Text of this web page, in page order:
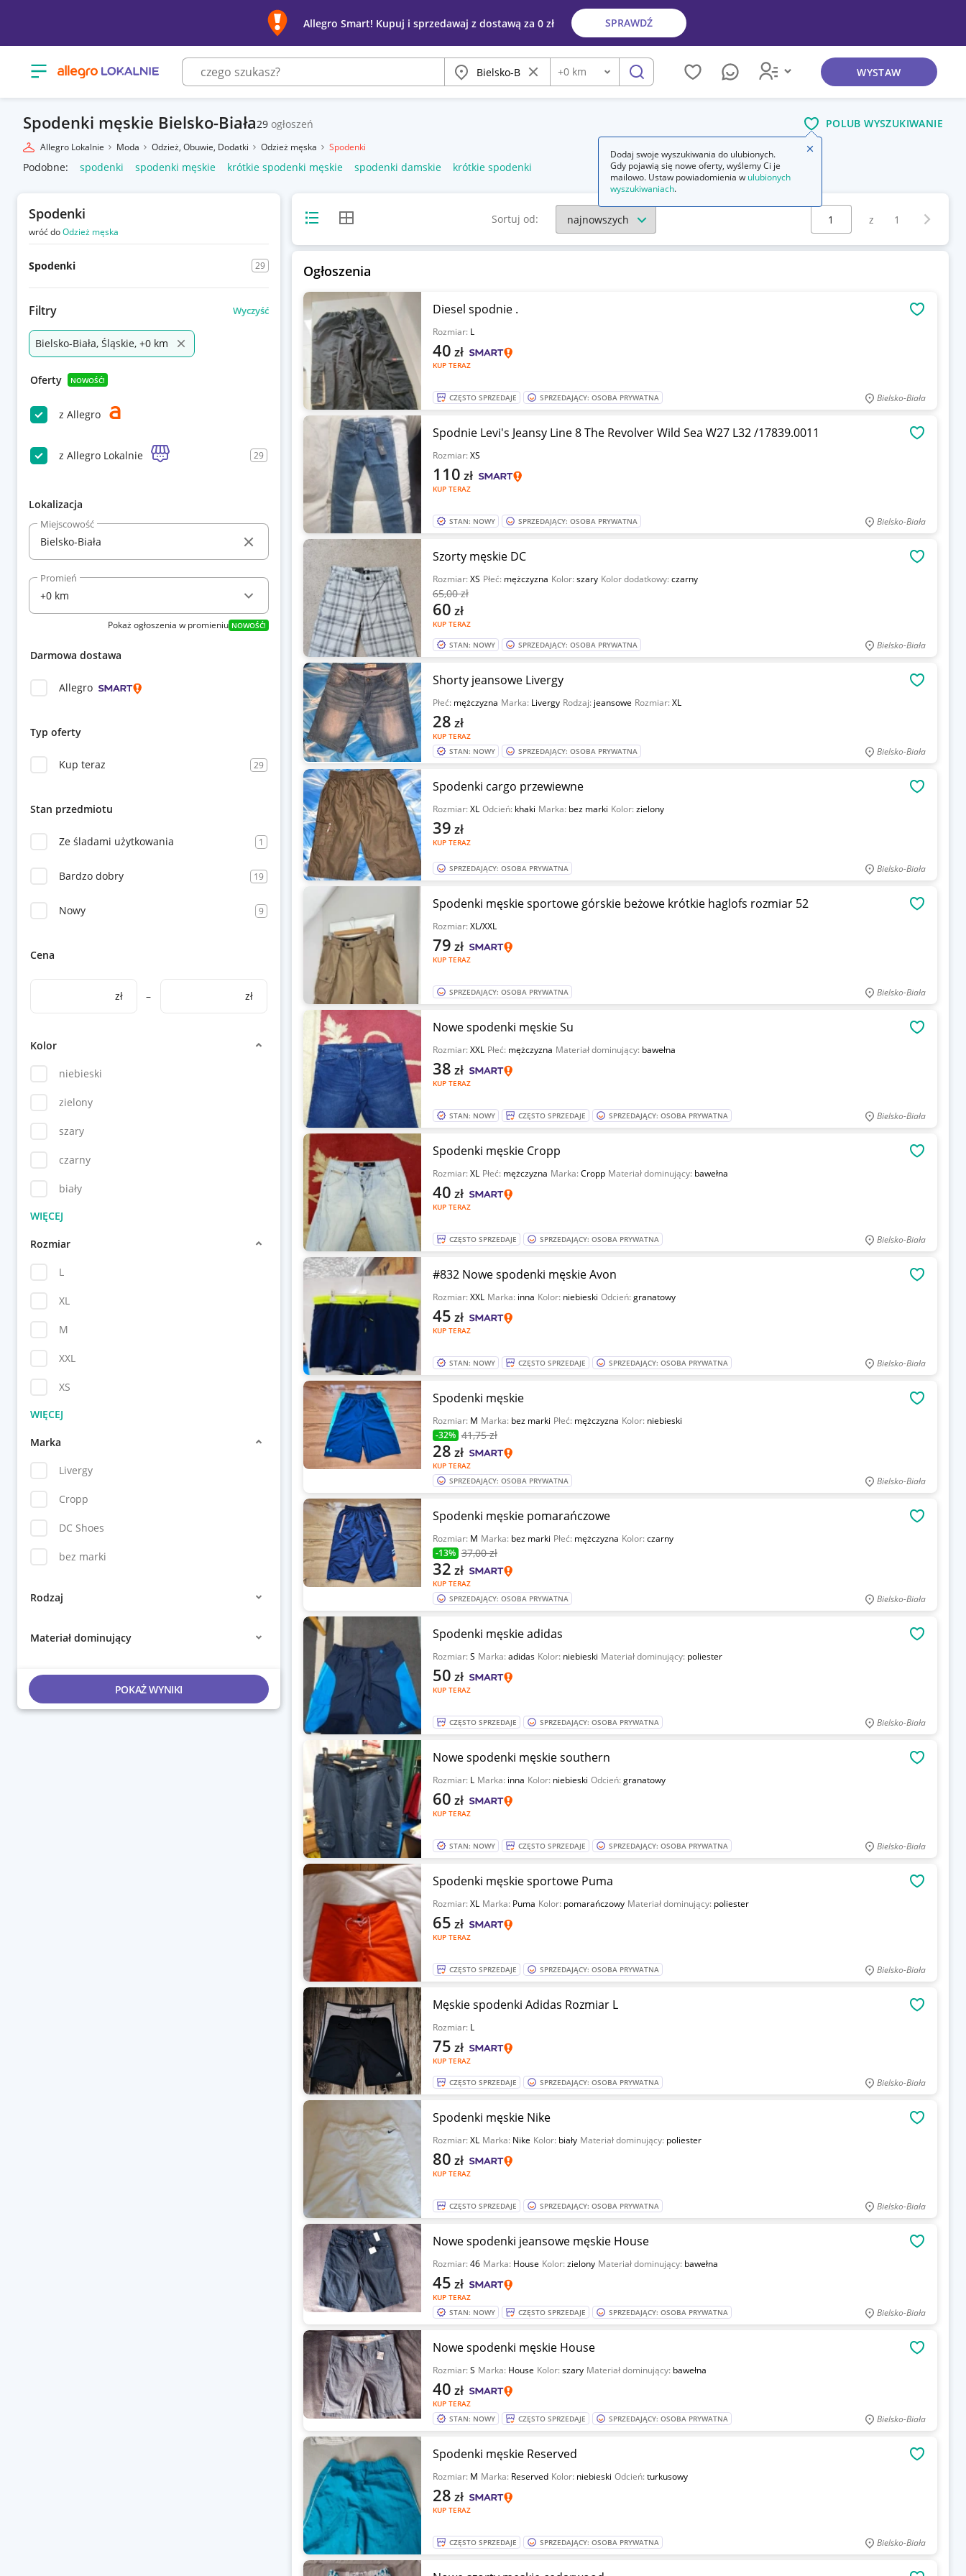
Allegro Smart! Kupuj i sprzedawaj z dostawą za 0 zł SPRAWDŹ
Otwórz menu z kategoriami Miasto Wyczyść frazę
Odległość
+0 km szukaj WYSTAW
Spodenki męskie Bielsko-Biała29 ogłoszeń POLUB WYSZUKIWANIE
Allegro Lokalnie Moda Odzież, Obuwie, Dodatki Odzież męska Spodenki
Podobne: spodenki spodenki męskie krótkie spodenki męskie spodenki damskie krótkie spodenki
Spodenki
wróć doOdzież męska
Spodenki 29
Filtry Wyczyść
Bielsko-Biała, Śląskie, +0 km
Oferty NOWOŚĆ!
z Allegro
z Allegro Lokalnie 29
Lokalizacja
Miejscowość
Promień
Pokaż ogłoszenia w promieniu NOWOŚĆ!
Darmowa dostawa
Allegro
Typ oferty
Kup teraz 29
Stan przedmiotu
Ze śladami użytkowania 1
Bardzo dobry 19
Nowy 9
Cena
zł – zł
Kolor
niebieski
zielony
szary
czarny
biały
Rozmiar
L
XL
M
XXL
XS
Marka
Livergy
Cropp
DC Shoes
bez marki
Rodzaj
Materiał dominujący
POKAŻ WYNIKI
Widok listyWidok siatki Sortuj od:
Wybierz stronę:
z 1
Ogłoszenia
Diesel spodnie .
Rozmiar: L
KUP TERAZ
40 zł
CZĘSTO SPRZEDAJE SPRZEDAJĄCY: OSOBA PRYWATNA Bielsko-Biała
Spodnie Levi's Jeansy Line 8 The Revolver Wild Sea W27 L32 /17839.0011
Rozmiar:XS
KUP TERAZ
110 zł
STAN: NOWY SPRZEDAJĄCY: OSOBA PRYWATNA Bielsko-Biała
Szorty męskie DC
Rozmiar:XS Płeć: mężczyzna Kolor:szary Kolor dodatkowy:czarny
65,00 zł
KUP TERAZ
60 zł
STAN: NOWY SPRZEDAJĄCY: OSOBA PRYWATNA Bielsko-Biała
Shorty jeansowe Livergy
Płeć: mężczyzna Marka: Livergy Rodzaj: jeansowe Rozmiar:XL
KUP TERAZ
28 zł
STAN: NOWY SPRZEDAJĄCY: OSOBA PRYWATNA Bielsko-Biała
Spodenki cargo przewiewne
Rozmiar:XL Odcień: khaki Marka: bez marki Kolor:zielony
KUP TERAZ
39 zł
SPRZEDAJĄCY: OSOBA PRYWATNA Bielsko-Biała
Spodenki męskie sportowe górskie beżowe krótkie haglofs rozmiar 52
Rozmiar:XL/XXL
KUP TERAZ
79 zł
SPRZEDAJĄCY: OSOBA PRYWATNA Bielsko-Biała
Nowe spodenki męskie Su
Rozmiar:XXL Płeć: mężczyzna Materiał dominujący: bawełna
KUP TERAZ
38 zł
STAN: NOWY CZĘSTO SPRZEDAJE SPRZEDAJĄCY: OSOBA PRYWATNA Bielsko-Biała
Spodenki męskie Cropp
Rozmiar:XL Płeć: mężczyzna Marka:Cropp Materiał dominujący: bawełna
KUP TERAZ
40 zł
CZĘSTO SPRZEDAJE SPRZEDAJĄCY: OSOBA PRYWATNA Bielsko-Biała
#832 Nowe spodenki męskie Avon
Rozmiar:XXL Marka: inna Kolor: niebieski Odcień:granatowy
KUP TERAZ
45 zł
STAN: NOWY CZĘSTO SPRZEDAJE SPRZEDAJĄCY: OSOBA PRYWATNA Bielsko-Biała
Spodenki męskie
Rozmiar: M Marka: bez marki Płeć: mężczyzna Kolor: niebieski
-32% 41,75 zł
KUP TERAZ
28 zł
SPRZEDAJĄCY: OSOBA PRYWATNA Bielsko-Biała
Spodenki męskie pomarańczowe
Rozmiar: M Marka: bez marki Płeć: mężczyzna Kolor:czarny
-13% 37,00 zł
KUP TERAZ
32 zł
SPRZEDAJĄCY: OSOBA PRYWATNA Bielsko-Biała
Spodenki męskie adidas
Rozmiar:S Marka:adidas Kolor: niebieski Materiał dominujący: poliester
KUP TERAZ
50 zł
CZĘSTO SPRZEDAJE SPRZEDAJĄCY: OSOBA PRYWATNA Bielsko-Biała
Nowe spodenki męskie southern
Rozmiar: L Marka: inna Kolor: niebieski Odcień:granatowy
KUP TERAZ
60 zł
STAN: NOWY CZĘSTO SPRZEDAJE SPRZEDAJĄCY: OSOBA PRYWATNA Bielsko-Biała
Spodenki męskie sportowe Puma
Rozmiar:XL Marka: Puma Kolor: pomarańczowy Materiał dominujący: poliester
KUP TERAZ
65 zł
CZĘSTO SPRZEDAJE SPRZEDAJĄCY: OSOBA PRYWATNA Bielsko-Biała
Męskie spodenki Adidas Rozmiar L
Rozmiar: L
KUP TERAZ
75 zł
CZĘSTO SPRZEDAJE SPRZEDAJĄCY: OSOBA PRYWATNA Bielsko-Biała
Spodenki męskie Nike
Rozmiar:XL Marka: Nike Kolor: biały Materiał dominujący: poliester
KUP TERAZ
80 zł
CZĘSTO SPRZEDAJE SPRZEDAJĄCY: OSOBA PRYWATNA Bielsko-Biała
Nowe spodenki jeansowe męskie House
Rozmiar:46 Marka: House Kolor:zielony Materiał dominujący: bawełna
KUP TERAZ
45 zł
STAN: NOWY CZĘSTO SPRZEDAJE SPRZEDAJĄCY: OSOBA PRYWATNA Bielsko-Biała
Nowe spodenki męskie House
Rozmiar:S Marka: House Kolor:szary Materiał dominujący: bawełna
KUP TERAZ
40 zł
STAN: NOWY CZĘSTO SPRZEDAJE SPRZEDAJĄCY: OSOBA PRYWATNA Bielsko-Biała
Spodenki męskie Reserved
Rozmiar: M Marka: Reserved Kolor: niebieski Odcień:turkusowy
KUP TERAZ
28 zł
CZĘSTO SPRZEDAJE SPRZEDAJĄCY: OSOBA PRYWATNA Bielsko-Biała
Dodaj swoje wyszukiwania do ulubionych.
Gdy pojawią się nowe oferty, wyślemy Ci je
mailowo. Ustaw powiadomienia w ulubionych
wyszukiwaniach.
Zamknij wskazówkę